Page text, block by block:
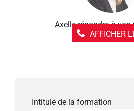
Axelle répondra à vos
AFFICHER
Intitulé de la formation